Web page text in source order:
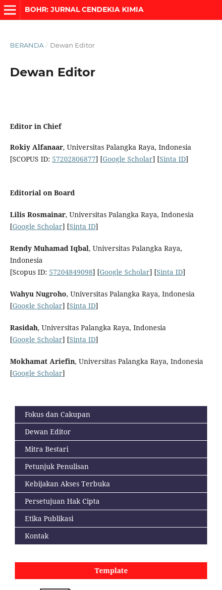
BOHR: JURNAL CENDEKIA KIMIA
BERANDA / Dewan Editor
Dewan Editor
Editor in Chief
Rokiy Alfanaar, Universitas Palangka Raya, Indonesia
[SCOPUS ID: 57202806877] [Google Scholar] [Sinta ID]
Editorial on Board
Lilis Rosmainar, Universitas Palangka Raya, Indonesia
[Google Scholar] [Sinta ID]
Rendy Muhamad Iqbal, Universitas Palangka Raya,
Indonesia
[Scopus ID: 57204849098] [Google Scholar] [Sinta ID]
Wahyu Nugroho, Universitas Palangka Raya, Indonesia
[Google Scholar] [Sinta ID]
Rasidah, Universitas Palangka Raya, Indonesia
[Google Scholar] [Sinta ID]
Mokhamat Ariefin, Universitas Palangka Raya, Indonesia
[Google Scholar]
Fokus dan Cakupan
Dewan Editor
Mitra Bestari
Petunjuk Penulisan
Kebijakan Akses Terbuka
Persetujuan Hak Cipta
Etika Publikasi
Kontak
Template